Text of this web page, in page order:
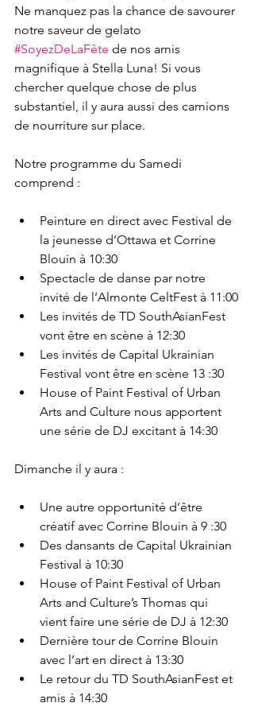
Ne manquez pas la chance de savourer
notre saveur de gelato
#SoyezDeLaFête de nos amis
magnifique à Stella Luna! Si vous
chercher quelque chose de plus
substantiel, il y aura aussi des camions
de nourriture sur place.
Notre programme du Samedi
Peinture en direct avec Festival de
la jeunesse d’Ottawa et Corrine
Blouin à 10:30
Spectacle de danse par notre
invité de l’Almonte CeltFest à 11:00
Les invités de TD SouthAsianFest
vont être en scène à 12:30
Les invités de Capital Ukrainian
Festival vont être en scène 13 :30
House of Paint Festival of Urban
Arts and Culture nous apportent
une série de DJ excitant à 14:30
Une autre opportunité d’être
créatif avec Corrine Blouin à 9 :30
Des dansants de Capital Ukrainian
Festival à 10:30
House of Paint Festival of Urban
Arts and Culture’s Thomas qui
vient faire une série de DJ à 12:30
Dernière tour de Corrine Blouin
avec l’art en direct à 13:30
Le retour du TD SouthAsianFest et
amis à 14:30